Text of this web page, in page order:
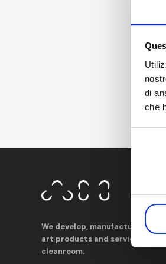
di
che
del
We develop, manufacture and
art products and services for
cleanroom.